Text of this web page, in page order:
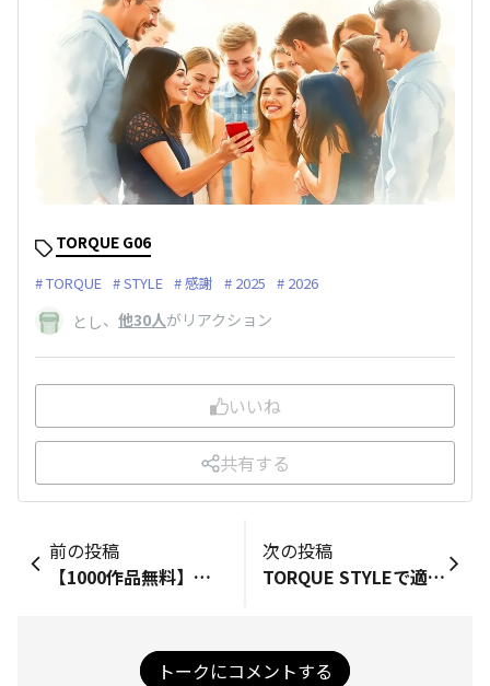
TORQUE G06
TORQUE STYLE 感謝 2025 2026
とし、 他30人がリアクション
いいね
共有する
前の投稿
【1000作品無料】年末年始Abemaでは1000作品が無料で配信されています。話題の邦画洋画多数ありましてアニメも充実。その中で懐かしの聖闘士星矢が１～37話まで無料配信中！十二宮編からはプレミア会員（有料）でないと視聴できないんですけどね。それまでのストーリーの主役は紫龍と性格のひん曲がった一輝ですね。https://abema.tv/
次の投稿
TORQUE STYLEで適当に流し見してただけなのに誤タップでリアクション押したっぽくてポイントがついてる⋯ 押したことすら気づいてなかったので改善して欲しいです。
トークにコメントする